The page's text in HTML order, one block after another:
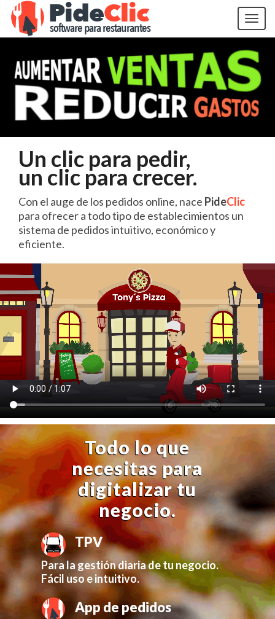
Un clic para pedir,
un clic para crecer.
Con el auge de los pedidos online, nace PideClic
para ofrecer a todo tipo de establecimientos un
sistema de pedidos intuitivo, económico y
eficiente.
Todo lo que
necesitas para
digitalizar tu
negocio.
TPV
Para la gestión diaria de tu negocio.
Fácil uso e intuitivo.
App de pedidos